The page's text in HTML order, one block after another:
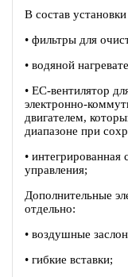
В состав
• фильтры для
• водяной
• EC-вентилятор
электронно-
двигателем,
диапазоне при
•
управления;
Дополнительные
отдельно:
• воздушные
• гибкие вставки;